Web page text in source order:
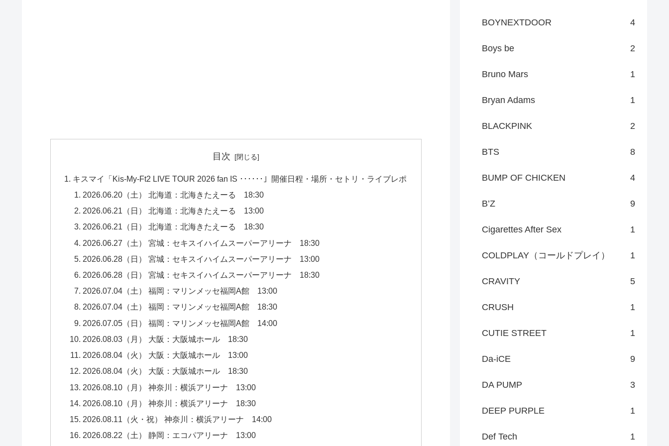
目次
キスマイ「Kis-My-Ft2 LIVE TOUR 2026 fan IS ･･････」開催日程・場所・セトリ・ライブレポ
2026.06.20（土） 北海道：北海きたえーる 18:30
2026.06.21（日） 北海道：北海きたえーる 13:00
2026.06.21（日） 北海道：北海きたえーる 18:30
2026.06.27（土） 宮城：セキスイハイムスーパーアリーナ 18:30
2026.06.28（日） 宮城：セキスイハイムスーパーアリーナ 13:00
2026.06.28（日） 宮城：セキスイハイムスーパーアリーナ 18:30
2026.07.04（土） 福岡：マリンメッセ福岡A館 13:00
2026.07.04（土） 福岡：マリンメッセ福岡A館 18:30
2026.07.05（日） 福岡：マリンメッセ福岡A館 14:00
2026.08.03（月） 大阪：大阪城ホール 18:30
2026.08.04（火） 大阪：大阪城ホール 13:00
2026.08.04（火） 大阪：大阪城ホール 18:30
2026.08.10（月） 神奈川：横浜アリーナ 13:00
2026.08.10（月） 神奈川：横浜アリーナ 18:30
2026.08.11（火・祝） 神奈川：横浜アリーナ 14:00
2026.08.22（土） 静岡：エコパアリーナ 13:00
BOYNEXTDOOR 4
Boys be 2
Bruno Mars 1
Bryan Adams 1
BLACKPINK 2
BTS 8
BUMP OF CHICKEN 4
B’Z 9
Cigarettes After Sex 1
COLDPLAY（コールドプレイ） 1
CRAVITY 5
CRUSH 1
CUTIE STREET 1
Da-iCE 9
DA PUMP 3
DEEP PURPLE 1
Def Tech 1